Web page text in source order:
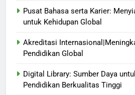
Pusat Bahasa serta Karier:
untuk Kehidupan Global
Akreditasi
Pendidikan Global
Digital Library: Sumber Daya
Pendidikan Berkualitas Tinggi